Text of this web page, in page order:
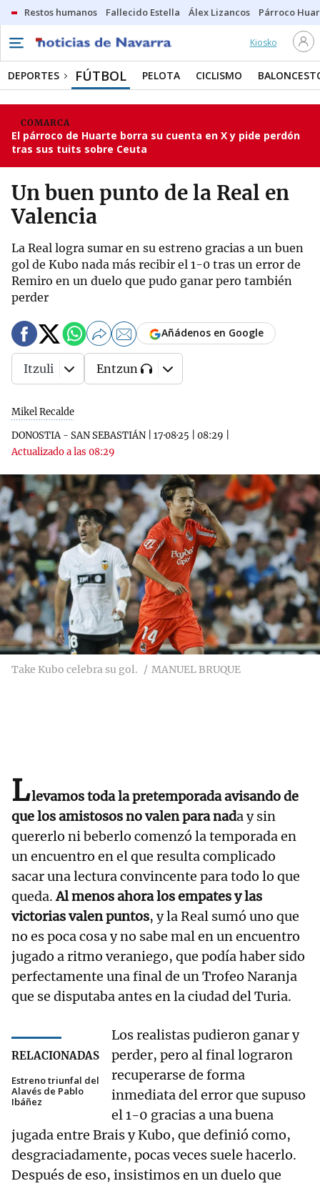
Restos humanos Fallecido Estella Álex Lizancos Párroco
Kiosko
DEPORTES FÚTBOL PELOTA CICLISMO
COMARCA
El párroco de Huarte borra su cuenta en X y pide perdón
tras sus tuits sobre Ceuta
Un buen punto de la Real en
Valencia
La Real logra sumar en su estreno gracias a un buen
gol de Kubo nada más recibir el 1-0 tras un error de
Remiro en un duelo que pudo ganar pero también
perder
Mikel Recalde
DONOSTIA - SAN SEBASTIÁN
17·08·25 08:29
Actualizado a las 08:29
Añádenos en Google
Itzuli Entzun
Take Kubo celebra su gol. MANUEL BRUQUE
Llevamos toda la pretemporada avisando de
que los amistosos no valen para nada y sin
quererlo ni beberlo comenzó la temporada en
un encuentro en el que resulta complicado
sacar una lectura convincente para todo lo que
queda.Al menos ahora los empates y las
victorias valen puntos, y la Real sumó uno que
no es poca cosa y no sabe mal en un encuentro
jugado a ritmo veraniego, que podía haber sido
perfectamente una final de un Trofeo Naranja
que se disputaba antes en la ciudad del Turia.
RELACIONADAS
Estreno triunfal del
Alavés de Pablo
Ibáñez
Los realistas pudieron ganar y
perder, pero al final lograron
recuperarse de forma
inmediata del error que supuso
el 1-0 gracias a una buena
jugada entre Brais y Kubo, que definió como,
desgraciadamente, pocas veces suele hacerlo.
Después de eso, insistimos en un duelo que